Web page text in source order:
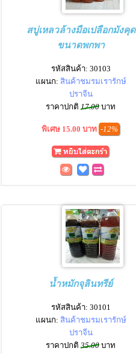
สบู่เหลวล้างมือเปลือกมังคุด
ขนาดพกพา
รหัสสินค้า: 30103
แผนก: สินค้าชมรมเรารักษ์
ปราจีน
ราคาปกติ 17.00 บาท
พิเศษ 15.00 บาท -12%
น้ำหมักจุลินทรีย์
รหัสสินค้า: 30101
แผนก: สินค้าชมรมเรารักษ์
ปราจีน
ราคาปกติ 35.00 บาท